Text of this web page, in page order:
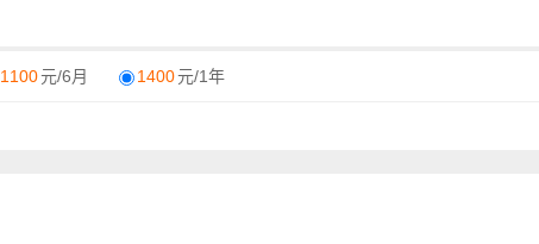
1100元/6月 1400元/1年